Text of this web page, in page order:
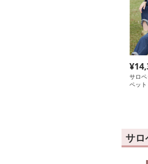
¥
サロ
ペッ
サロ